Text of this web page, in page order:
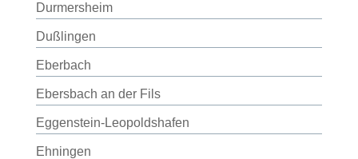
Durmersheim
Dußlingen
Eberbach
Ebersbach an der Fils
Eggenstein-Leopoldshafen
Ehningen